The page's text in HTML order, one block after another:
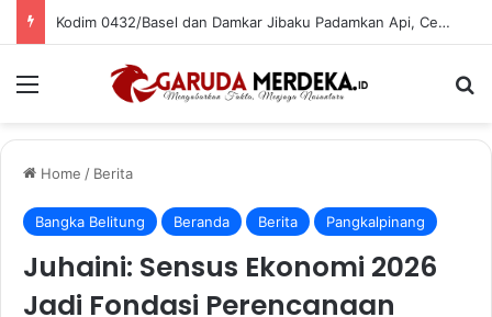
Kodim 0432/Basel dan Damkar Jibaku Padamkan Api, Cegah Kebakaran Meluas di Pasar Bikang
Menu
Home / Berita
Bangka Belitung Beranda Berita Pangkalpinang
Juhaini: Sensus Ekonomi 2026
Jadi Fondasi Perencanaan